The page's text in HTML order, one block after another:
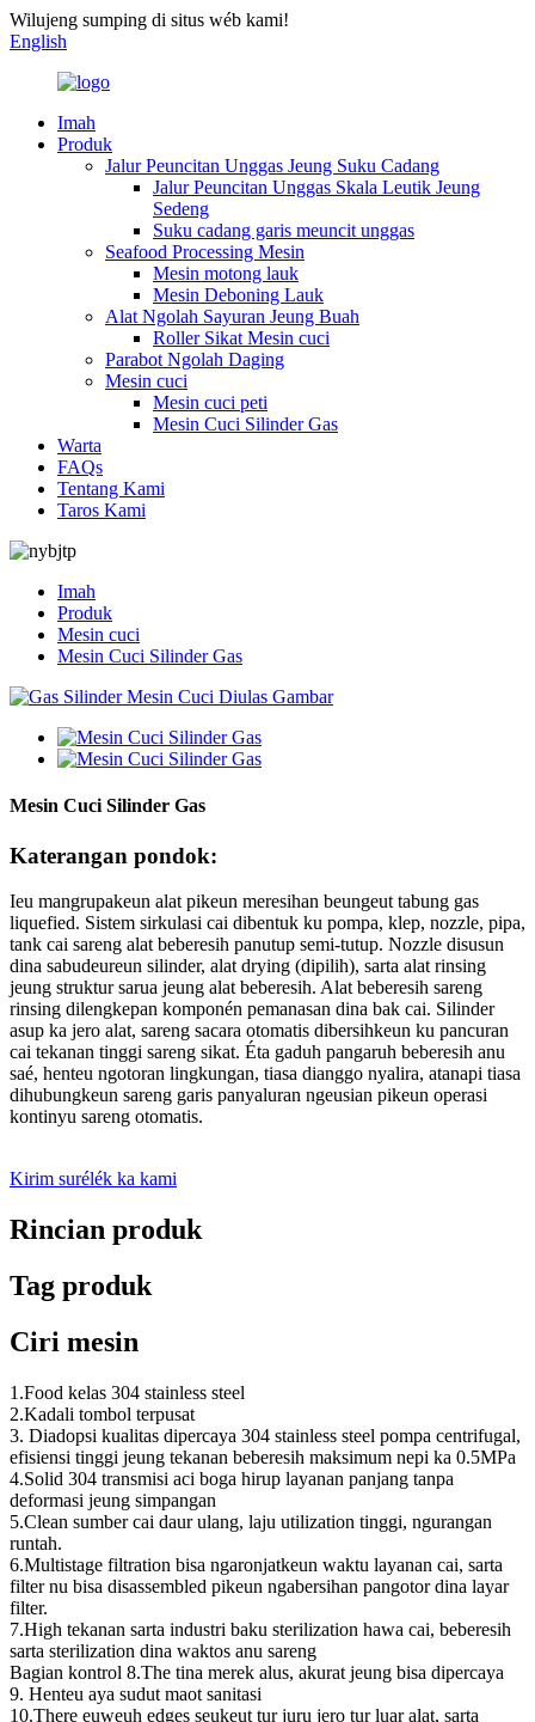
Wilujeng sumping di situs wéb kami!
English
Imah
Produk
Jalur Peuncitan Unggas Jeung Suku Cadang
Jalur Peuncitan Unggas Skala Leutik Jeung
Sedeng
Suku cadang garis meuncit unggas
Seafood Processing Mesin
Mesin motong lauk
Mesin Deboning Lauk
Alat Ngolah Sayuran Jeung Buah
Roller Sikat Mesin cuci
Parabot Ngolah Daging
Mesin cuci
Mesin cuci peti
Mesin Cuci Silinder Gas
Warta
FAQs
Tentang Kami
Taros Kami
Imah
Produk
Mesin cuci
Mesin Cuci Silinder Gas
Mesin Cuci Silinder Gas
Katerangan pondok:
Ieu mangrupakeun alat pikeun meresihan beungeut tabung gas
liquefied. Sistem sirkulasi cai dibentuk ku pompa, klep, nozzle, pipa,
tank cai sareng alat beberesih panutup semi-tutup. Nozzle disusun
dina sabudeureun silinder, alat drying (dipilih), sarta alat rinsing
jeung struktur sarua jeung alat beberesih. Alat beberesih sareng
rinsing dilengkepan komponén pemanasan dina bak cai. Silinder
asup ka jero alat, sareng sacara otomatis dibersihkeun ku pancuran
cai tekanan tinggi sareng sikat. Éta gaduh pangaruh beberesih anu
saé, henteu ngotoran lingkungan, tiasa dianggo nyalira, atanapi tiasa
dihubungkeun sareng garis panyaluran ngeusian pikeun operasi
kontinyu sareng otomatis.
Kirim surélék ka kami
Rincian produk
Tag produk
Ciri mesin
1.Food kelas 304 stainless steel
2.Kadali tombol terpusat
3. Diadopsi kualitas dipercaya 304 stainless steel pompa centrifugal,
efisiensi tinggi jeung tekanan beberesih maksimum nepi ka 0.5MPa
4.Solid 304 transmisi aci boga hirup layanan panjang tanpa
deformasi jeung simpangan
5.Clean sumber cai daur ulang, laju utilization tinggi, ngurangan
runtah.
6.Multistage filtration bisa ngaronjatkeun waktu layanan cai, sarta
filter nu bisa disassembled pikeun ngabersihan pangotor dina layar
filter.
7.High tekanan sarta industri baku sterilization hawa cai, beberesih
sarta sterilization dina waktos anu sareng
Bagian kontrol 8.The tina merek alus, akurat jeung bisa dipercaya
9. Henteu aya sudut maot sanitasi
10.There euweuh edges seukeut tur juru jero tur luar alat, sarta